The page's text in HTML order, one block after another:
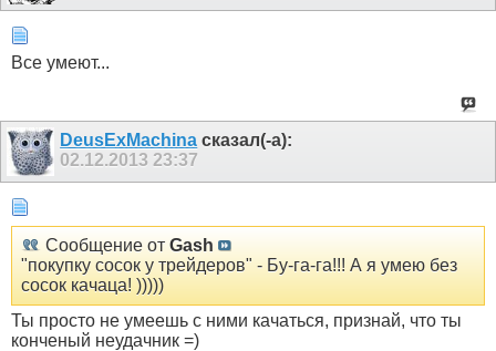
Все умеют...
DeusExMachina сказал(-а):
02.12.201323:37
Сообщение от Gash
"покупку сосок у трейдеров" - Бу-га-га!!! А я умею без
сосок качаца! )))))
Ты просто не умеешь с ними качаться, признай, что ты
конченый неудачник =)